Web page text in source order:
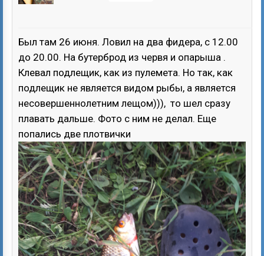
Был там 26 июня. Ловил на два фидера, с 12.00
до 20.00. На бутерброд из червя и опарыша .
Клевал подлещик, как из пулемета. Но так, как
подлещик не является видом рыбы, а является
несовершеннолетним лещом))), то шел сразу
плавать дальше. Фото с ним не делал. Еще
попались две плотвички